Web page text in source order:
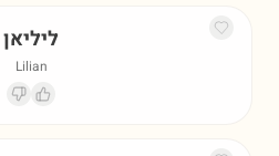
ליליאן
Lilian